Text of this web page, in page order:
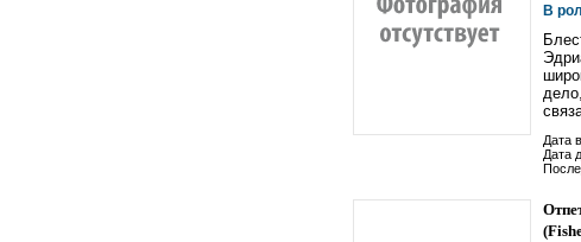
В
Дата
Дата
(